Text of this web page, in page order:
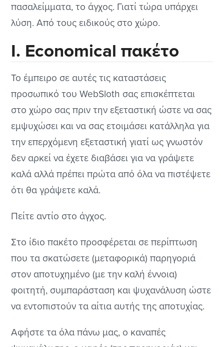
πασαλείμματα, το άγχος. Γιατί τώρα υπάρχει
λύση. Από τους ειδικούς στο χώρο.
Ι. Economical πακέτο
Το έμπειρο σε αυτές τις καταστάσεις
προσωπικό του WebSloth σας επισκέπτεται
στο χώρο σας πριν την εξεταστική ώστε να σας
εμψυχώσει και να σας ετοιμάσει κατάλληλα για
την επερχόμενη εξεταστική γιατί ως γνωστόν
δεν αρκεί να έχετε διαβάσει για να γράψετε
καλά αλλά πρέπει πρώτα από όλα να πιστέψετε
ότι θα γράψετε καλά.
Πείτε αντίο στο άγχος.
Στο ίδιο πακέτο προσφέρεται σε περίπτωση
που τα σκατώσετε (μεταφορικά) παρηγοριά
στον αποτυχημένο (με την καλή έννοια)
φοιτητή, συμπαράσταση και ψυχανάλυση ώστε
να εντοπιστούν τα αίτια αυτής της αποτυχίας.
Αφήστε τα όλα πάνω μας, ο καναπές